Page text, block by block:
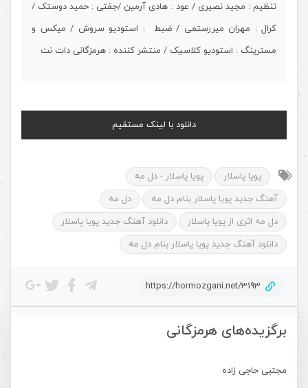
برگزیده‌های هرمزگانی
مجتبی حاجی زاده
تنظیم : مجید نصیری / عود : هادی آرمین /جفتی : حمید دوستک /
کرال : مهران میررستمی / ضبط : استودیو سروش / میکس و
مسترینگ : استودیو کلاسیک / منتشر کننده : هرمزگانی دات نت
دانلود با لینک مستقیم
پویا پاسلار
پویا پاسلار - دل مه
آهنگ جدید پویا پاسلار بنام دل مه
دل مه
دل مه اثری از پویا پاسلار
دانلود آهنگ جدید پویا پاسلار
دانلود آهنگ جدید پویا پاسلار بنام دل مه
https://hormozgani.net/3193